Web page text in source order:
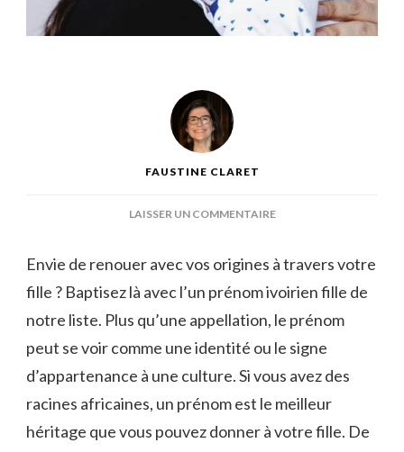
FAUSTINE CLARET
LAISSER UN COMMENTAIRESUR
:
30
POUR
UNE
Envie de renouer avec vos origines à travers votre
fille ? Baptisez là avec l’un prénom ivoirien fille de
notre liste. Plus qu’une appellation, le prénom
peut se voir comme une identité ou le signe
d’appartenance à une culture. Si vous avez des
racines africaines, un prénom est le meilleur
héritage que vous pouvez donner à votre fille. De